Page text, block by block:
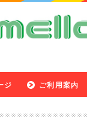
ジ ご利用案内